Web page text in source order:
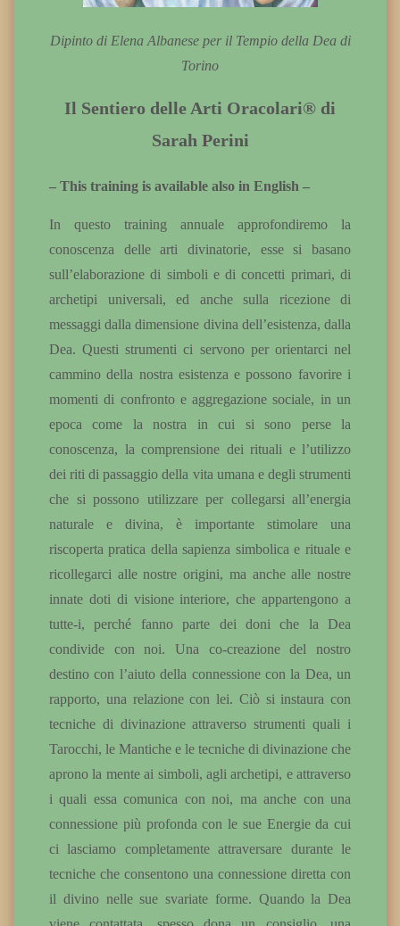
Dipinto di Elena Albanese per il Tempio della Dea di
Torino
Il Sentiero delle Arti Oracolari® di
Sarah Perini
– This training is available also in English –
In questo training annuale approfondiremo la
conoscenza delle arti divinatorie, esse si basano
sull’elaborazione di simboli e di concetti primari, di
archetipi universali, ed anche sulla ricezione di
messaggi dalla dimensione divina dell’esistenza, dalla
Dea. Questi strumenti ci servono per orientarci nel
cammino della nostra esistenza e possono favorire i
momenti di confronto e aggregazione sociale, in un
epoca come la nostra in cui si sono perse la
conoscenza, la comprensione dei rituali e l’utilizzo
dei riti di passaggio della vita umana e degli strumenti
che si possono utilizzare per collegarsi all’energia
naturale e divina, è importante stimolare una
riscoperta pratica della sapienza simbolica e rituale e
ricollegarci alle nostre origini, ma anche alle nostre
innate doti di visione interiore, che appartengono a
tutte-i, perché fanno parte dei doni che la Dea
condivide con noi. Una co-creazione del nostro
destino con l’aiuto della connessione con la Dea, un
rapporto, una relazione con lei. Ciò si instaura con
tecniche di divinazione attraverso strumenti quali i
Tarocchi, le Mantiche e le tecniche di divinazione che
aprono la mente ai simboli, agli archetipi, e attraverso
i quali essa comunica con noi, ma anche con una
connessione più profonda con le sue Energie da cui
ci lasciamo completamente attraversare durante le
tecniche che consentono una connessione diretta con
il divino nelle sue svariate forme. Quando la Dea